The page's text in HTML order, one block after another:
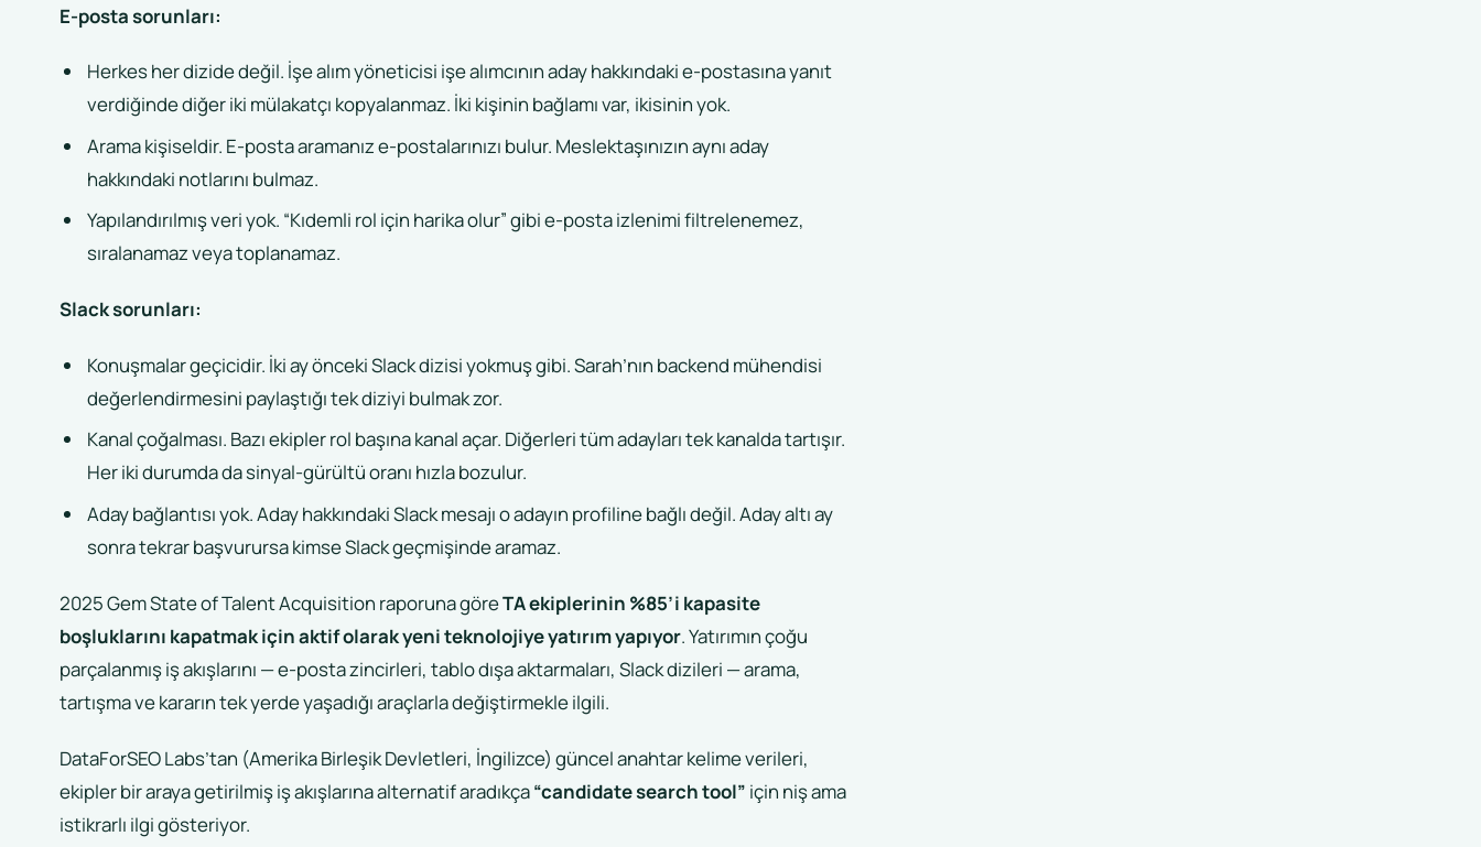
E-posta sorunları:
Herkes her dizide değil. İşe alım yöneticisi işe alımcının aday hakkındaki e-postasına yanıt
verdiğinde diğer iki mülakatçı kopyalanmaz. İki kişinin bağlamı var, ikisinin yok.
Arama kişiseldir. E-posta aramanız e-postalarınızı bulur. Meslektaşınızın aynı aday
hakkındaki notlarını bulmaz.
Yapılandırılmış veri yok. “Kıdemli rol için harika olur” gibi e-posta izlenimi filtrelenemez,
sıralanamaz veya toplanamaz.
Slack sorunları:
Konuşmalar geçicidir. İki ay önceki Slack dizisi yokmuş gibi. Sarah’nın backend mühendisi
değerlendirmesini paylaştığı tek diziyi bulmak zor.
Kanal çoğalması. Bazı ekipler rol başına kanal açar. Diğerleri tüm adayları tek kanalda tartışır.
Her iki durumda da sinyal-gürültü oranı hızla bozulur.
Aday bağlantısı yok. Aday hakkındaki Slack mesajı o adayın profiline bağlı değil. Aday altı ay
sonra tekrar başvurursa kimse Slack geçmişinde aramaz.
2025 Gem State of Talent Acquisition raporuna göreTA ekiplerinin %85’i kapasite
boşluklarını kapatmak için aktif olarak yeni teknolojiye yatırım yapıyor. Yatırımın çoğu
parçalanmış iş akışlarını — e-posta zincirleri, tablo dışa aktarmaları, Slack dizileri — arama,
tartışma ve kararın tek yerde yaşadığı araçlarla değiştirmekle ilgili.
DataForSEO Labs’tan (Amerika Birleşik Devletleri, İngilizce) güncel anahtar kelime verileri,
ekipler bir araya getirilmiş iş akışlarına alternatif aradıkça“candidate search tool” için niş ama
istikrarlı ilgi gösteriyor.